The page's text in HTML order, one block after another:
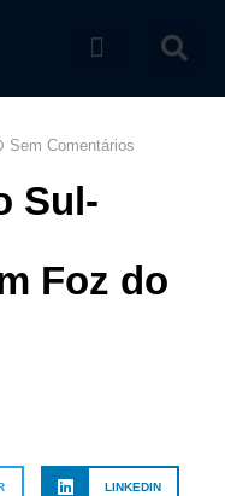
Sem Comentários
Sul-
Foz do
LINKEDIN